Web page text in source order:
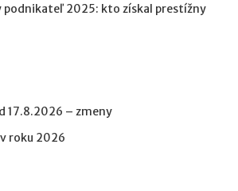
2025: kto získal prestížny
17.8.2026 – zmeny
roku 2026